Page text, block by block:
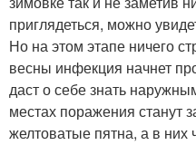
приглядеться, можно
Но на этом этапе ничего
весны инфекция начнет
даст о себе знать
местах поражения станут
желтоватые пятна, а в них